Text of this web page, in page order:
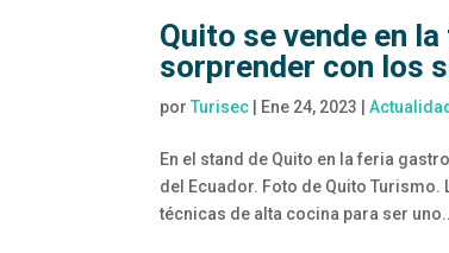
Quito se vende en
sorprender con los
porTurisec Ene 24, 2023 |Actualidad
En el stand de Quito en la feria
del Ecuador. Foto de Quito
técnicas de alta cocina para ser